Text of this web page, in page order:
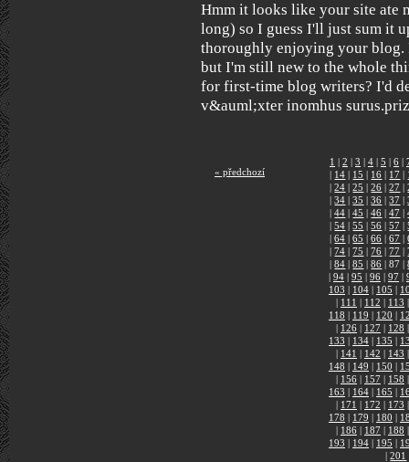
Hmm it looks like your site ate
long) so I guess I'll just sum it
thoroughly enjoying your blog.
but I'm still new to the whole
for first-time blog writers? I'd
v&auml;xter inomhus
« předchozí
1 | 2 | 3 | 4 | 5 | 6 |
| 14 | 15 | 16 | 17 |
| 24 | 25 | 26 | 27 |
| 34 | 35 | 36 | 37 |
| 44 | 45 | 46 | 47 |
| 54 | 55 | 56 | 57 |
| 64 | 65 | 66 | 67 |
| 74 | 75 | 76 | 77 |
| 84 | 85 | 86 | 87 |
| 94 | 95 | 96 | 97 |
103 | 104 | 105 |
| 111 | 112 | 113 |
118 | 119 | 120 |
| 126 | 127 | 128 |
133 | 134 | 135 |
| 141 | 142 | 143 |
148 | 149 | 150 |
| 156 | 157 | 158 |
163 | 164 | 165 |
| 171 | 172 | 173 |
178 | 179 | 180 |
| 186 | 187 | 188 |
193 | 194 | 195 |
| 201